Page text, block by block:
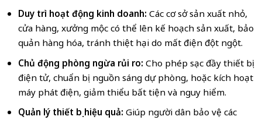
Duy trì hoạt động kinh doanh: Các cơ sở sản xuất nhỏ,
cửa hàng, xưởng mộc có thể lên kế hoạch sản xuất, bảo
quản hàng hóa, tránh thiệt hại do mất điện đột ngột.
Chủ động phòng ngừa rủi ro: Cho phép sạc đầy thiết bị
điện tử, chuẩn bị nguồn sáng dự phòng, hoặc kích hoạt
máy phát điện, giảm thiểu bất tiện và nguy hiểm.
Quản lý thiết bị hiệu quả: Giúp người dân bảo vệ các